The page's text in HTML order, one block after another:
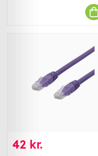
42 kr.